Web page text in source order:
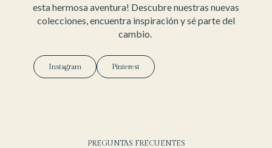
esta hermosa aventura! Descubre nuestras nuevas
colecciones, encuentra inspiración y sé parte del
cambio.
Instagram Pinterest
PREGUNTAS FRECUENTES